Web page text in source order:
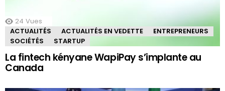
24 Vues
ACTUALITÉS
ACTUALITÉS EN VEDETTE
ENTREPRENEURS
SOCIÉTÉS
STARTUP
La fintech kényane WapiPay s’implante au
Canada